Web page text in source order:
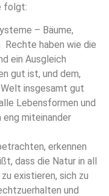
folgt:
– Bäume,
Rechte haben wie die
ein Ausgleich
gut ist, und dem,
insgesamt gut
Lebensformen und
miteinander
erkennen
dass die Natur in all
existieren, sich zu
und